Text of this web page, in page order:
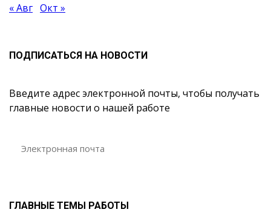
« Авг Окт »
ПОДПИСАТЬСЯ НА НОВОСТИ
Введите адрес электронной почты, чтобы получать
главные новости о нашей работе
ГЛАВНЫЕ ТЕМЫ РАБОТЫ